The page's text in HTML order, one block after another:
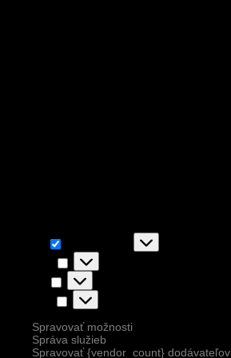
Predvoľby
Štatistiky
Marketing
Spravovať možnosti
Správa služieb
Spravovať {vendor_count} dodávateľov